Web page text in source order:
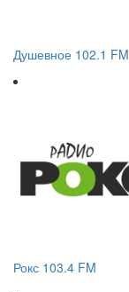
Душевное 102.1 FM
Рокс 103.4 FM